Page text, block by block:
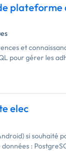
plateforme
et
pour gérer les
elec
si souhaité
: